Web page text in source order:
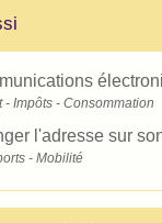
- Impôts - Consommation
l'adresse sur
- Mobilité